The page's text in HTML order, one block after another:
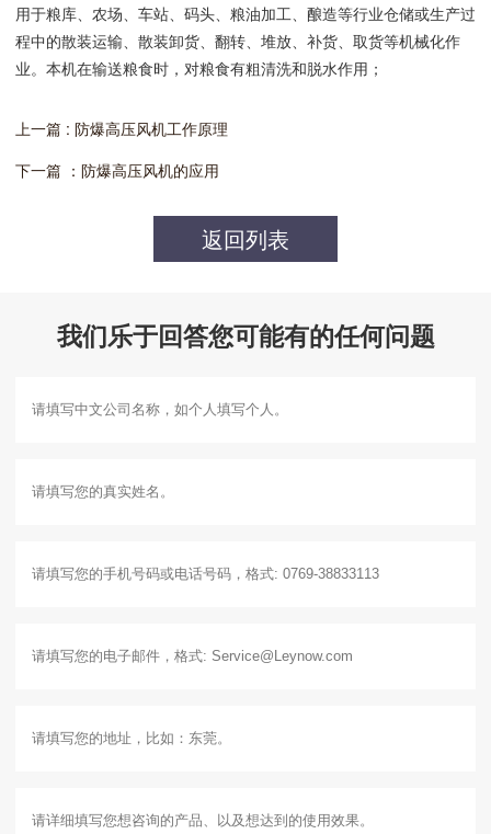
用于粮库、农场、车站、码头、粮油加工、酿造等行业仓储或生产过
程中的散装运输、散装卸货、翻转、堆放、补货、取货等机械化作
业。本机在输送粮食时，对粮食有粗清洗和脱水作用；
上一篇 : 防爆高压风机工作原理
下一篇 ：防爆高压风机的应用
返回列表
我们乐于回答您可能有的任何问题